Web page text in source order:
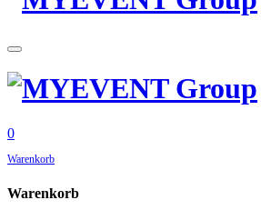
0
Warenkorb
Warenkorb